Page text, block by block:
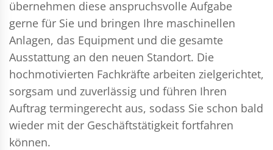
übernehmen diese anspruchsvolle Aufgabe
gerne für Sie und bringen Ihre maschinellen
Anlagen, das Equipment und die gesamte
Ausstattung an den neuen Standort. Die
hochmotivierten Fachkräfte arbeiten zielgerichtet,
sorgsam und zuverlässig und führen Ihren
Auftrag termingerecht aus, sodass Sie schon bald
wieder mit der Geschäftstätigkeit fortfahren
können.